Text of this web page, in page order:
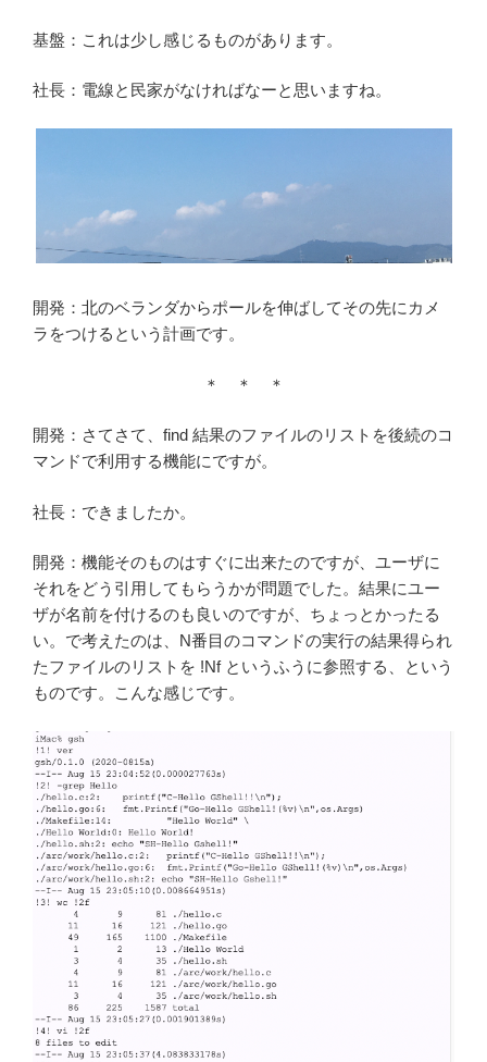
基盤：これは少し感じるものがあります。
社長：電線と民家がなければなーと思いますね。
開発：北のベランダからポールを伸ばしてその先にカメ
ラをつけるという計画です。
＊ ＊ ＊
開発：さてさて、find 結果のファイルのリストを後続のコ
マンドで利用する機能にですが。
社長：できましたか。
開発：機能そのものはすぐに出来たのですが、ユーザに
それをどう引用してもらうかが問題でした。結果にユー
ザが名前を付けるのも良いのですが、ちょっとかったる
い。で考えたのは、N番目のコマンドの実行の結果得られ
たファイルのリストを !Nf というふうに参照する、という
ものです。こんな感じです。